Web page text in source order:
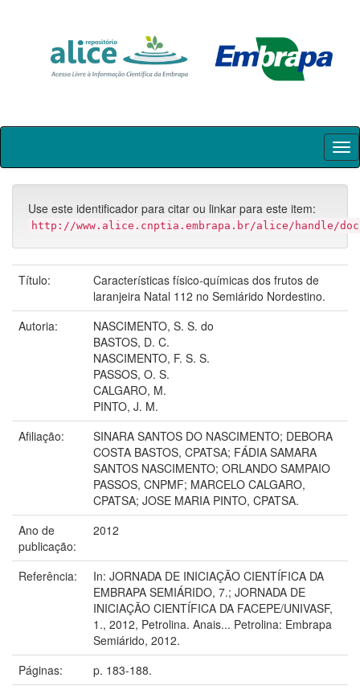
Skip
Use este identificador para citar ou linkar para este item:
http://www.alice.cnptia.embrapa.br/alice/handle/
Título:
Características físico-químicas dos frutos de
laranjeira Natal 112 no Semiárido Nordestino.
Autoria:
NASCIMENTO, S. S. do
BASTOS, D. C.
NASCIMENTO, F. S. S.
PASSOS, O. S.
CALGARO, M.
PINTO, J. M.
Afiliação:
SINARA SANTOS DO NASCIMENTO; DEBORA
COSTA BASTOS, CPATSA; FÁDIA SAMARA
SANTOS NASCIMENTO; ORLANDO SAMPAIO
PASSOS, CNPMF; MARCELO CALGARO,
CPATSA; JOSE MARIA PINTO, CPATSA.
Ano de
publicação:
2012
Referência:
In: JORNADA DE INICIAÇÃO CIENTÍFICA DA
EMBRAPA SEMIÁRIDO, 7.; JORNADA DE
INICIAÇÃO CIENTÍFICA DA FACEPE/UNIVASF,
1., 2012, Petrolina. Anais... Petrolina: Embrapa
Semiárido, 2012.
Páginas:
p. 183-188.